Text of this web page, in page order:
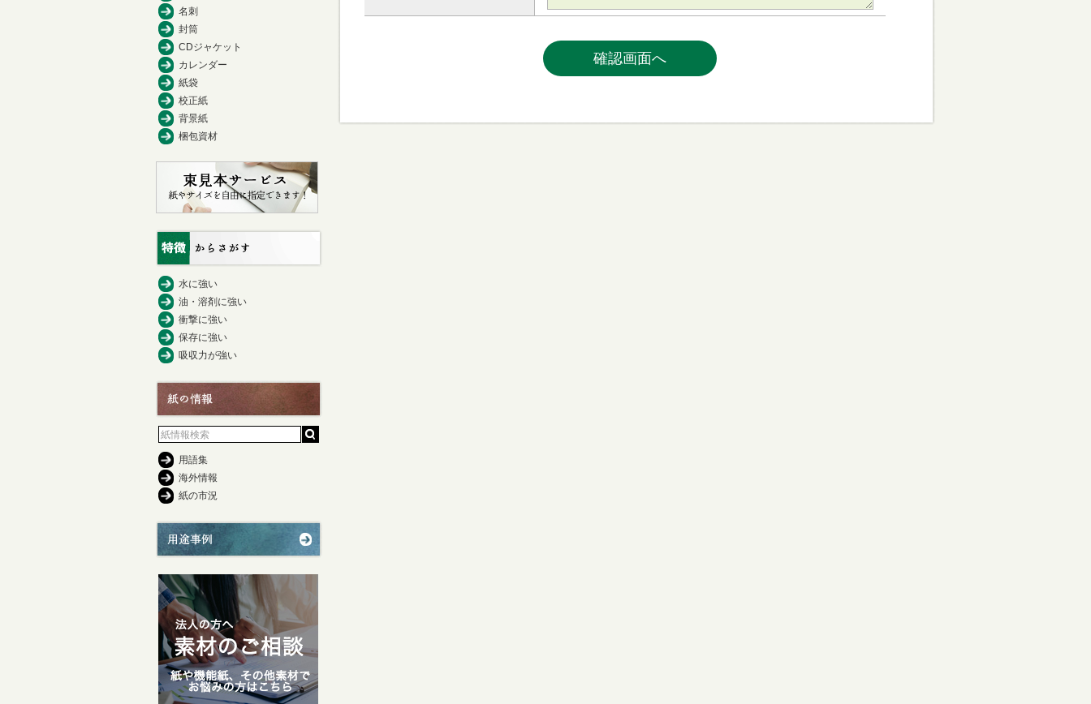
名刺
封筒
CDジャケット
カレンダー
紙袋
校正紙
背景紙
梱包資材
水に強い
油・溶剤に強い
衝撃に強い
保存に強い
吸収力が強い
用語集
海外情報
紙の市況